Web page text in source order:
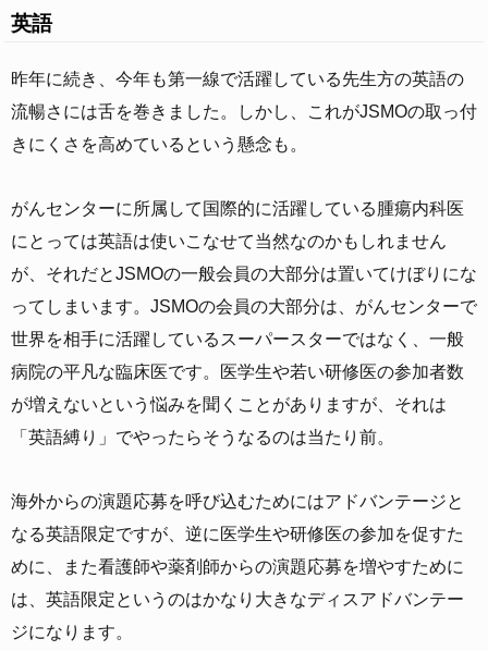
英語
昨年に続き、今年も第一線で活躍している先生方の英語の
流暢さには舌を巻きました。しかし、これがJSMOの取っ付
きにくさを高めているという懸念も。
がんセンターに所属して国際的に活躍している腫瘍内科医
にとっては英語は使いこなせて当然なのかもしれません
が、それだとJSMOの一般会員の大部分は置いてけぼりにな
ってしまいます。JSMOの会員の大部分は、がんセンターで
世界を相手に活躍しているスーパースターではなく、一般
病院の平凡な臨床医です。医学生や若い研修医の参加者数
が増えないという悩みを聞くことがありますが、それは
「英語縛り」でやったらそうなるのは当たり前。
海外からの演題応募を呼び込むためにはアドバンテージと
なる英語限定ですが、逆に医学生や研修医の参加を促すた
めに、また看護師や薬剤師からの演題応募を増やすために
は、英語限定というのはかなり大きなディスアドバンテー
ジになります。